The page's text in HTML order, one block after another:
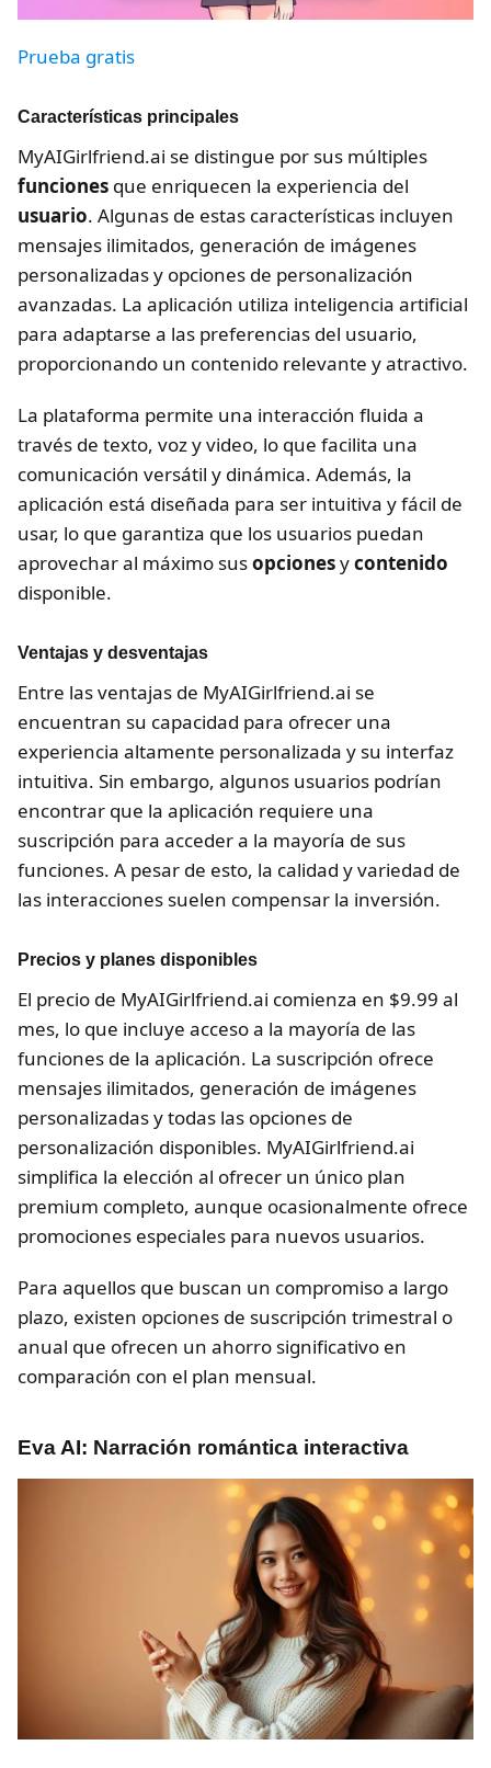
Prueba gratis
Características principales
MyAIGirlfriend.ai se distingue por sus múltiples
funciones que enriquecen la experiencia del
usuario. Algunas de estas características incluyen
mensajes ilimitados, generación de imágenes
personalizadas y opciones de personalización
avanzadas. La aplicación utiliza inteligencia artificial
para adaptarse a las preferencias del usuario,
proporcionando un contenido relevante y atractivo.
La plataforma permite una interacción fluida a
través de texto, voz y video, lo que facilita una
comunicación versátil y dinámica. Además, la
aplicación está diseñada para ser intuitiva y fácil de
usar, lo que garantiza que los usuarios puedan
aprovechar al máximo susopcionesycontenido
disponible.
Ventajas y desventajas
Entre las ventajas de MyAIGirlfriend.ai se
encuentran su capacidad para ofrecer una
experiencia altamente personalizada y su interfaz
intuitiva. Sin embargo, algunos usuarios podrían
encontrar que la aplicación requiere una
suscripción para acceder a la mayoría de sus
funciones. A pesar de esto, la calidad y variedad de
las interacciones suelen compensar la inversión.
Precios y planes disponibles
El precio de MyAIGirlfriend.ai comienza en $9.99 al
mes, lo que incluye acceso a la mayoría de las
funciones de la aplicación. La suscripción ofrece
mensajes ilimitados, generación de imágenes
personalizadas y todas las opciones de
personalización disponibles. MyAIGirlfriend.ai
simplifica la elección al ofrecer un único plan
premium completo, aunque ocasionalmente ofrece
promociones especiales para nuevos usuarios.
Para aquellos que buscan un compromiso a largo
plazo, existen opciones de suscripción trimestral o
anual que ofrecen un ahorro significativo en
comparación con el plan mensual.
Eva AI: Narración romántica interactiva